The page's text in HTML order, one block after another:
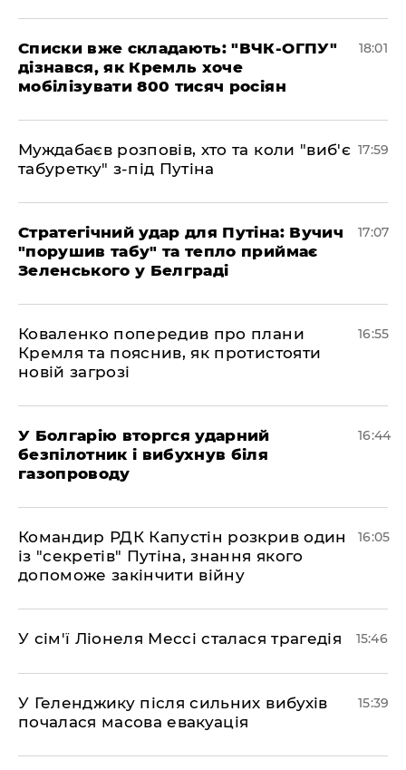
Списки вже складають: "ВЧК-ОГПУ"
дізнався, як Кремль хоче
мобілізувати 800 тисяч росіян
18:01
Муждабаєв розповів, хто та коли "виб'є
табуретку" з-під Путіна
17:59
Стратегічний удар для Путіна: Вучич
"порушив табу" та тепло приймає
Зеленського у Белграді
17:07
Коваленко попередив про плани
Кремля та пояснив, як протистояти
новій загрозі
16:55
У Болгарію вторгся ударний
безпілотник і вибухнув біля
газопроводу
16:44
Командир РДК Капустін розкрив один
із "секретів" Путіна, знання якого
допоможе закінчити війну
16:05
У сім'ї Ліонеля Мессі сталася трагедія 15:46
У Геленджику після сильних вибухів
почалася масова евакуація
15:39